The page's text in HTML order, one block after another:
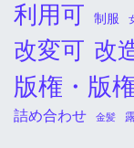
利用可 制服
改変可 改
版権・版
詰め合わせ 金髪